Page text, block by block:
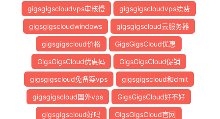
gigsgigscloudvps审核慢 gigsgigscloudvps续费
gigsgigscloudwindows gigsgigscloud云服务器
gigsgigscloud价格 GigsGigsCloud优惠
GigsGigsCloud优惠码 GigsGigsCloud促销
gigsgigscloud免备案vps gigsgigscloud和dmit
gigsgigscloud国外vps GigsGigsCloud好不好
gigsgigscloud好吗 GigsGigsCloud官网